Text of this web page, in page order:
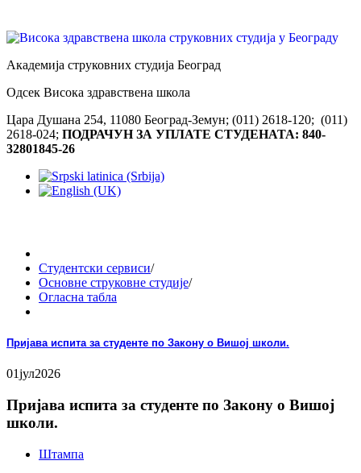
Академија струковних студија Београд
Одсек Висока здравствена школа
Цара Душана 254, 11080 Београд-Земун; (011) 2618-120; (011)
2618-024; ПОДРАЧУН ЗА УПЛАТЕ СТУДЕНАТА: 840-
32801845-26
Студентски сервиси/
Основне струковне студије/
Огласна табла
Пријава испита за студенте по Закону о Вишој школи.
01јул2026
Пријава испита за студенте по Закону о Вишој
школи.
Штампа